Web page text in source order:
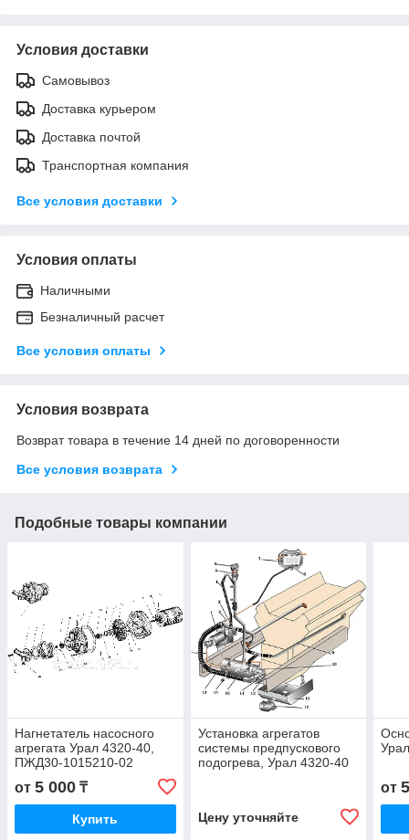
Условия доставки
Самовывоз
Доставка курьером
Доставка почтой
Транспортная компания
Все условия доставки
Условия оплаты
Наличными
Безналичный расчет
Все условия оплаты
Условия возврата
Возврат товара в течение 14 дней по договоренности
Все условия возврата
Подобные товары компании
Нагнетатель насосного
агрегата Урал 4320-40,
ПЖД30-1015210-02
от 5 000 ₸
Купить
Установка агрегатов
системы предпускового
подогрева, Урал 4320-40
Цену уточняйте
от